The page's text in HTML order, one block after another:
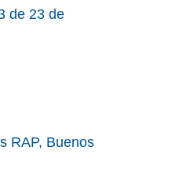
de 23 de
RAP, Buenos